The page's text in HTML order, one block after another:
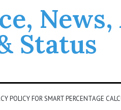
News,
Status
POLICY FOR SMART PERCENTAGE